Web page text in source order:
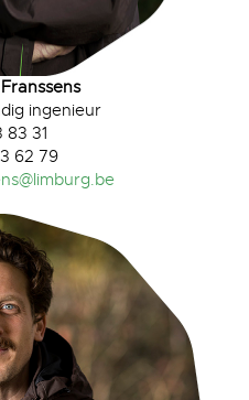
ingenieur
83 31
62 79